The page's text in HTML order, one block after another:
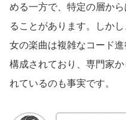
める一方で、特定の層か
ることがあります。しか
女の楽曲は複雑なコード
構成されており、専門家
れているのも事実です。